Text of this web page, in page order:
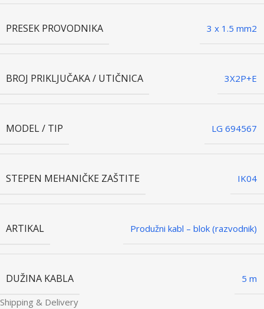
PRESEK PROVODNIKA 3 x 1.5 mm2
BROJ PRIKLJUČAKA / UTIČNICA 3X2P+E
MODEL / TIP LG 694567
STEPEN MEHANIČKE ZAŠTITE IK04
ARTIKAL Produžni kabl – blok (razvodnik)
DUŽINA KABLA
5 m
Shipping & Delivery